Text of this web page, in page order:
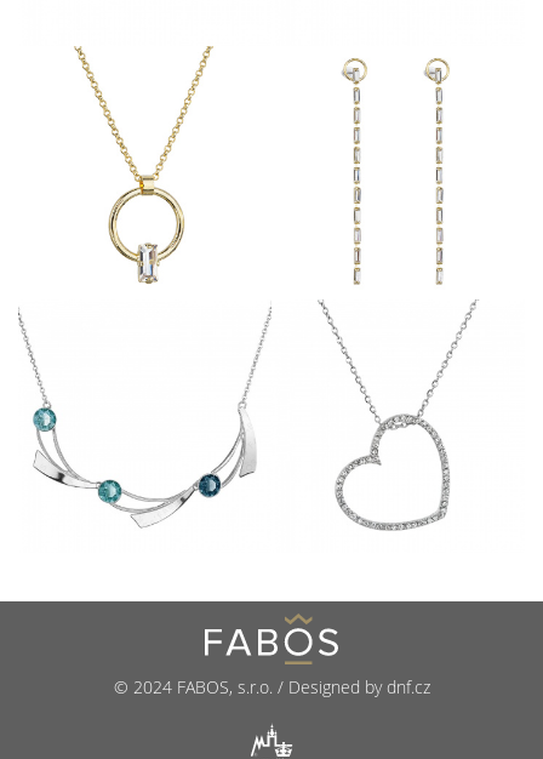
© 2024 FABOS, s.r.o. / Designed by dnf.cz